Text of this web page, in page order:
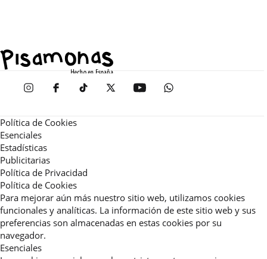
Política de Cookies
Esenciales
Estadísticas
Publicitarias
Política de Privacidad
Política de Cookies
Para mejorar aún más nuestro sitio web, utilizamos cookies
funcionales y analíticas. La información de este sitio web y sus
preferencias son almacenadas en estas cookies por su
navegador.
Esenciales